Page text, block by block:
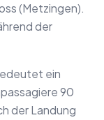
(Metzingen).
der
ein
90
der Landung